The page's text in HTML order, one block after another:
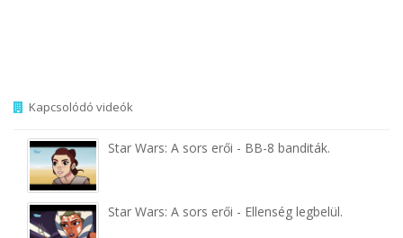
Kapcsolódó videók
Star Wars: A sors erői - BB-8 banditák.
Star Wars: A sors erői - Ellenség legbelül.